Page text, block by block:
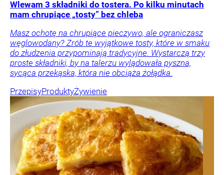
Wlewam 3 składniki do tostera. Po kilku minutach
mam chrupiące „tosty” bez chleba
Masz ochotę na chrupiące pieczywo, ale ograniczasz
węglowodany? Zrób te wyjątkowe tosty, które w smaku
do złudzenia przypominają tradycyjne. Wystarczą trzy
proste składniki, by na talerzu wylądowała pyszna,
sycąca przekąska, która nie obciąża żołądka.
PrzepisyProduktyŻywienie